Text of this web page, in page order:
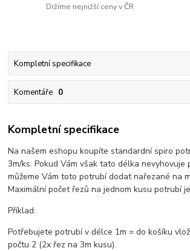
Držíme nejnižší ceny v ČR
Kompletní specifikace
Komentáře 0
Kompletní specifikace
Na našem eshopu koupíte standardní spiro
3m/ks. Pokud Vám však tato délka nevyhovuje
můžeme Vám toto potrubí dodat nařezané na
Maximální počet řezů na jednom kusu potrubí
Příklad:
Potřebujete potrubí v délce 1m = do košíku
počtu 2 (2x řez na 3m kusu).